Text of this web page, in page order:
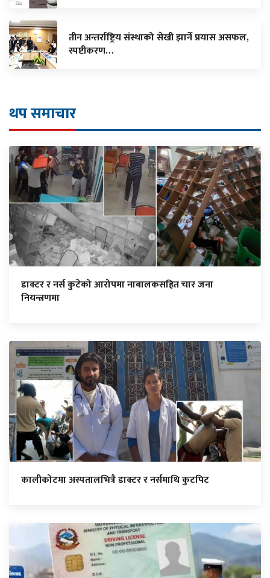
तीन अन्तर्राष्ट्रिय संस्थाको सेखी झार्ने प्रयास असफल,
स्पष्टीकरण…
थप समाचार
डाक्टर र नर्स कुटेको आरोपमा नाबालकसहित चार जना
नियन्त्रणमा
कालीकोटमा अस्पतालभित्रै डाक्टर र नर्समाथि कुटपिट